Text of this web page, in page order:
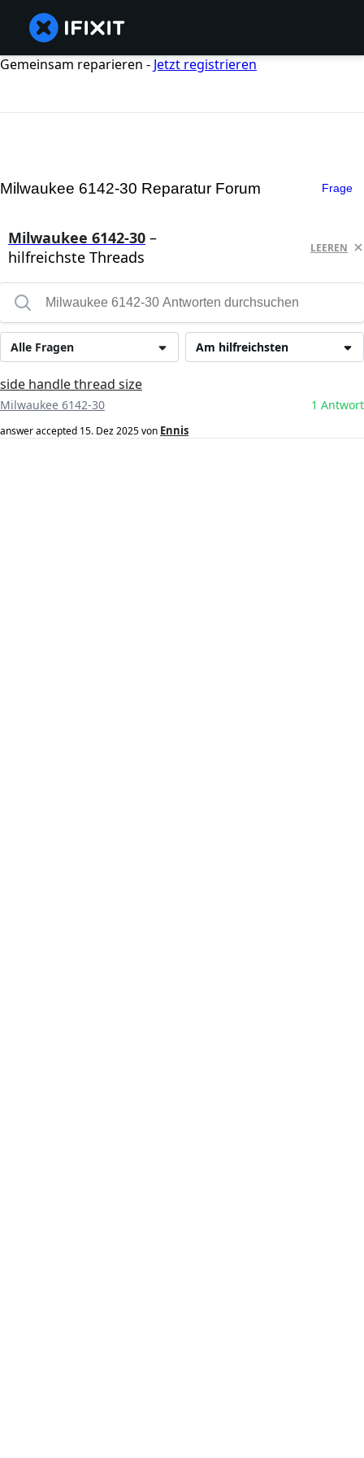
Gemeinsam reparieren - Jetzt registrieren
Milwaukee 6142-30 Reparatur Forum Frage
Milwaukee 6142-30 –
hilfreichste Threads
LEEREN
Am hilfreichsten
Alle Fragen
side handle thread size
Milwaukee 6142-30 1 Antwort
answer accepted 15. Dez 2025von Ennis